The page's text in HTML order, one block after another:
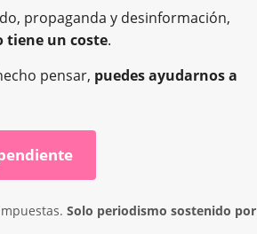
propaganda y desinformación,
tiene un coste.
pensar, puedes ayudarnos a
Solo periodismo sostenido por